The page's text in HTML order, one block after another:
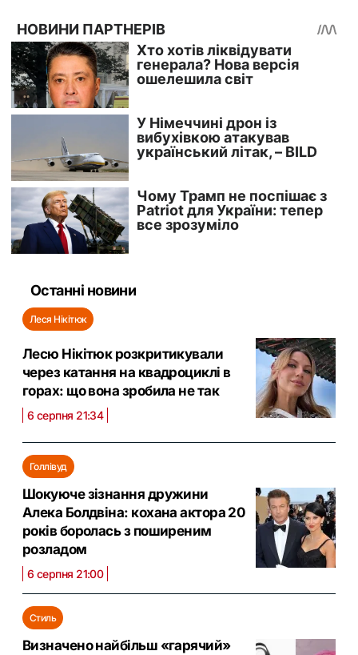
Останні новини
Леся Нікітюк
Лесю Нікітюк розкритикували
через катання на квадроциклі в
горах: що вона зробила не так
6 серпня 21:34
Голлівуд
Шокуюче зізнання дружини
Алека Болдвіна: кохана актора 20
років боролась з поширеним
розладом
6 серпня 21:00
Стиль
Визначено найбільш «гарячий»